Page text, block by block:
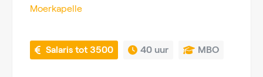
Moerkapelle
Salaris tot 3500 40 uur MBO